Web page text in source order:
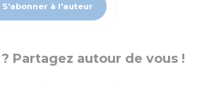
S'abonner à l'auteur
Partagez autour de vous !